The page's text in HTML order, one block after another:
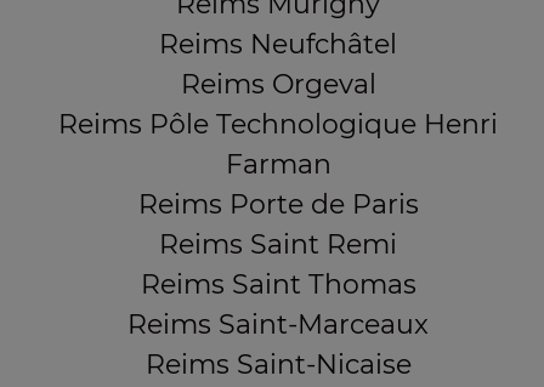
Reims Neufchâtel
Reims Orgeval
Reims Pôle Technologique Henri
Farman
Reims Porte de Paris
Reims Saint Remi
Reims Saint Thomas
Reims Saint-Marceaux
Reims Saint-Nicaise